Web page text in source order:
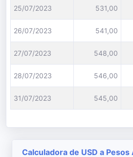
25/07/2023 531,00
26/07/2023 541,00
27/07/2023 548,00
28/07/2023 546,00
31/07/2023 545,00
Calculadora de USD a